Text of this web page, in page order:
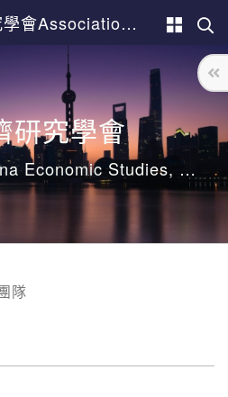
中國大陸經濟研究學會Association for China Economic Studies
研究學會
Association for China Economic Studies, ACES
隊